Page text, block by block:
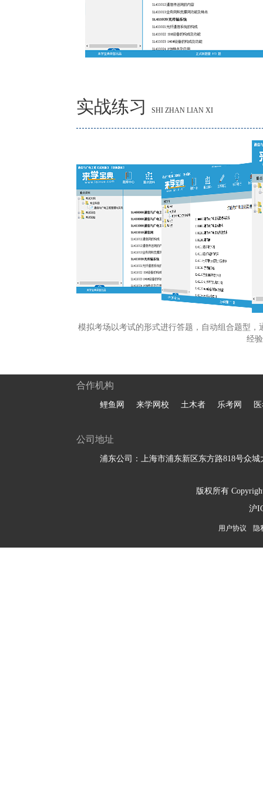
实战练习 SHI ZHAN LIAN XI
模拟考场以考试的形式进行答题，自动组合题型
经
合作机构
鲤鱼网 来学网校 土木者 乐考网
公司地址
浦东公司：上海市浦东新区东方路818号众城
版权所有
沪
用户协议 隐